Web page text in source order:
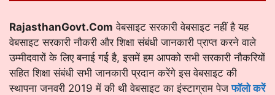
RajasthanGovt.Com वेबसाइट सरकारी वेबसाइट नहीं है यह
वेबसाइट सरकारी नौकरी और शिक्षा संबंधी जानकारी प्राप्त करने वाले
उम्मीदवारों के लिए बनाई गई है, इसमें हम आपको सभी सरकारी नौकरियों
सहित शिक्षा संबंधी सभी जानकारी प्रदान करेंगे इस वेबसाइट की
स्थापना जनवरी 2019 में की थी वेबसाइट का इंस्टाग्राम पेजफॉलो करें